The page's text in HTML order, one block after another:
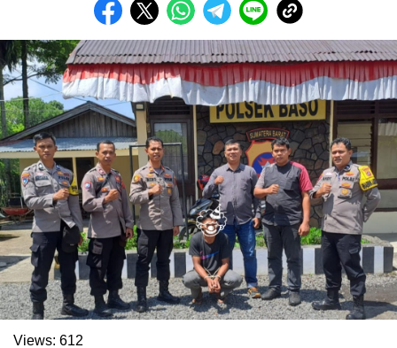
Views: 612
. Ukuran gambar 480px x 600px